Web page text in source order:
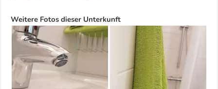
Weitere Fotos dieser Unterkunft